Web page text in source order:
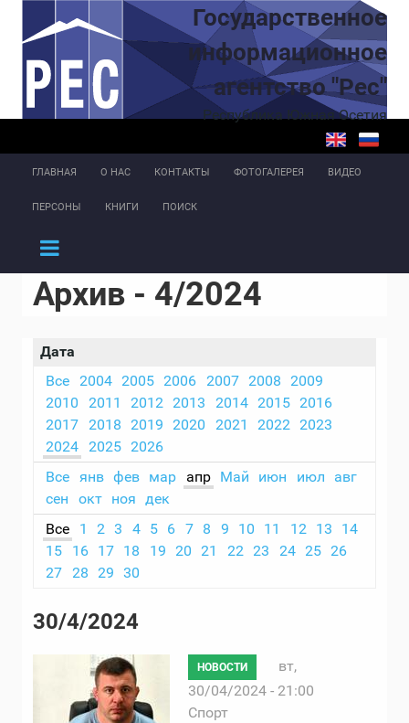
Перейти к основному содержаниюГосударственное
информационное
агентство "Рес"
Республика Южная Осетия
ГЛАВНАЯ О НАС КОНТАКТЫ ФОТОГАЛЕРЕЯ ВИДЕО
ПЕРСОНЫ КНИГИ ПОИСК
Архив - 4/2024
Дата
Все
2004 2005 2006 2007 2008
2009
2010
2011 2012 2013 2014 2015 2016
2017
2018 2019 2020 2021 2022 2023
2024
2025
2026
Все янв фев мар апр Май июн июл
авг
сен
окт ноя дек
Все
1 2 3 4 5 6 7 8 9 10 11 12 13
14
15
16 17 18 19 20 21 22 23 24 25 26
27
28 29 30
30/4/2024
НОВОСТИ
вт,
30/04/2024 - 21:00
Спорт